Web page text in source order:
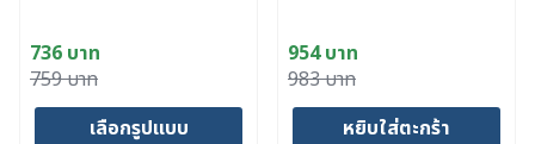
product
page
759บาท
Original
price
736 บาท
Current
price
เลือกรูปแบบ
983บาท
Original
price
954บาท
Current
price
หยิบใส่ตะกร้า